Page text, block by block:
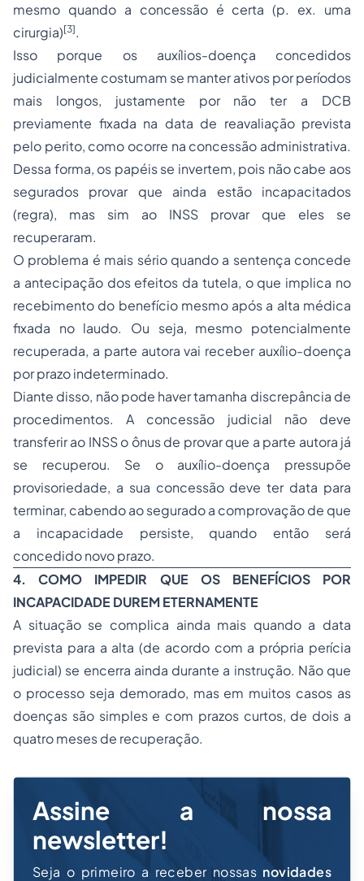
mesmo quando a concessão é certa (p. ex. uma
cirurgia)[3].
Isso porque os auxílios-doença concedidos
judicialmente costumam se manter ativos por períodos
mais longos, justamente por não ter a DCB
previamente fixada na data de reavaliação prevista
pelo perito, como ocorre na concessão administrativa.
Dessa forma, os papéis se invertem, pois não cabe aos
segurados provar que ainda estão incapacitados
(regra), mas sim ao INSS provar que eles se
recuperaram.
O problema é mais sério quando a sentença concede
a antecipação dos efeitos da tutela, o que implica no
recebimento do benefício mesmo após a alta médica
fixada no laudo. Ou seja, mesmo potencialmente
recuperada, a parte autora vai receber auxílio-doença
por prazo indeterminado.
Diante disso, não pode haver tamanha discrepância de
procedimentos. A concessão judicial não deve
transferir ao INSS o ônus de provar que a parte autora já
se recuperou. Se o auxílio-doença pressupõe
provisoriedade, a sua concessão deve ter data para
terminar, cabendo ao segurado a comprovação de que
a incapacidade persiste, quando então será
concedido novo prazo.
4. COMO IMPEDIR QUE OS BENEFÍCIOS POR
INCAPACIDADE DUREM ETERNAMENTE
A situação se complica ainda mais quando a data
prevista para a alta (de acordo com a própria perícia
judicial) se encerra ainda durante a instrução. Não que
o processo seja demorado, mas em muitos casos as
doenças são simples e com prazos curtos, de dois a
quatro meses de recuperação.
Assine a nossa
newsletter!
Seja o primeiro a receber nossas novidades